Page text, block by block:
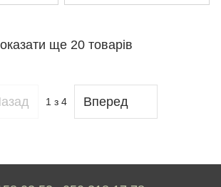
ще 20 товарів
1 з 4 Вперед